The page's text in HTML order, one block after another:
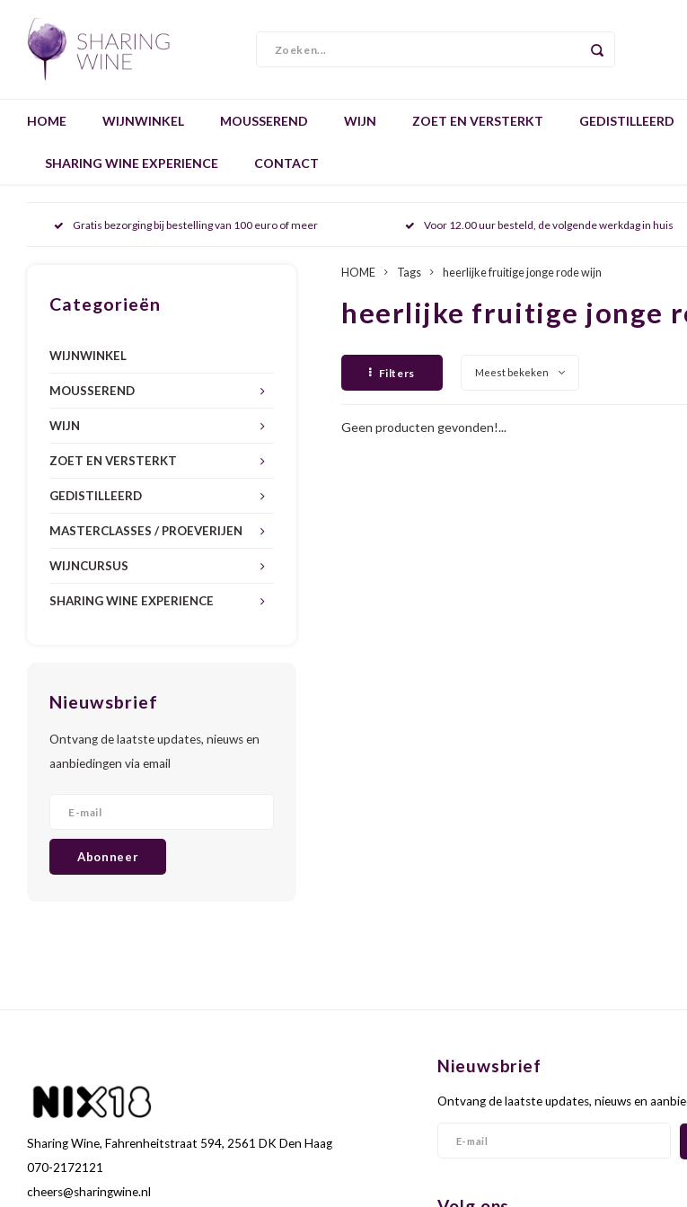
HOME WIJNWINKEL MOUSSEREND WIJN ZOET EN VERSTERKT GEDISTILLEERD
SHARING WINE EXPERIENCE CONTACT
Gratis bezorging bij bestelling van 100 euro of meer Voor 12.00 uur besteld, de volgende werkdag in huis
Categorieën
WIJNWINKEL
MOUSSEREND
WIJN
ZOET EN VERSTERKT
GEDISTILLEERD
MASTERCLASSES / PROEVERIJEN
WIJNCURSUS
SHARING WINE EXPERIENCE
Nieuwsbrief
Ontvang de laatste updates, nieuws en
aanbiedingen via email
Abonneer
HOME Tags heerlijke fruitige jonge rode wijn
heerlijke fruitige jonge
Filters Meest bekeken
Geen producten gevonden!...
Sharing Wine, Fahrenheitstraat 594, 2561 DK Den Haag
070-2172121
cheers@sharingwine.nl
Nieuwsbrief
Ontvang de laatste updates, nieuws en